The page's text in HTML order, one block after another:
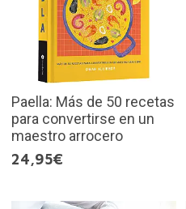
Paella: Más de 50 recetas
para convertirse en un
maestro arrocero
24,95€